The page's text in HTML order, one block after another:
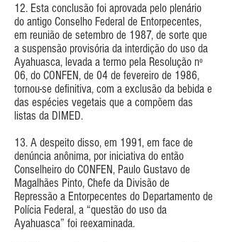
12. Esta conclusão foi aprovada pelo plenário
do antigo Conselho Federal de Entorpecentes,
em reunião de setembro de 1987, de sorte que
a suspensão provisória da interdição do uso da
Ayahuasca, levada a termo pela Resolução nº
06, do CONFEN, de 04 de fevereiro de 1986,
tornou-se definitiva, com a exclusão da bebida e
das espécies vegetais que a compõem das
listas da DIMED.
13. A despeito disso, em 1991, em face de
denúncia anônima, por iniciativa do então
Conselheiro do CONFEN, Paulo Gustavo de
Magalhães Pinto, Chefe da Divisão de
Repressão a Entorpecentes do Departamento de
Polícia Federal, a “questão do uso da
Ayahuasca” foi reexaminada.